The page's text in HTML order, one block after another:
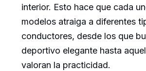
interior. Esto hace que cada
modelos atraiga a diferentes
conductores, desde los que
deportivo elegante hasta
valoran la practicidad.